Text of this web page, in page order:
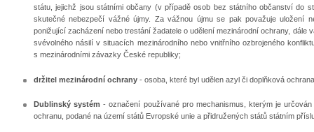
státu, jejichž jsou státními občany (v případě osob bez státního občanství do
skutečné nebezpečí vážné újmy. Za vážnou újmu se pak považuje uložení
ponižující zacházení nebo trestání žadatele o udělení mezinárodní ochrany, dále
svévolného násilí v situacích mezinárodního nebo vnitřního ozbrojeného
s mezinárodními závazky České republiky;
držitel mezinárodní ochrany - osoba, které byl udělen azyl či doplňková
Dublinský systém - označení používané pro mechanismus, kterým je
ochranu, podané na území států Evropské unie a přidružených států státním